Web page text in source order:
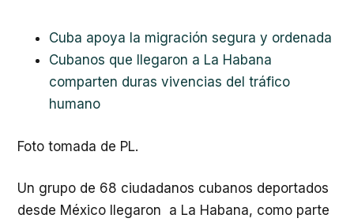
Cuba apoya la migración segura y ordenada
Cubanos que llegaron a La Habana
comparten duras vivencias del tráfico
humano
Foto tomada de PL.
Un grupo de 68 ciudadanos cubanos deportados
desde México llegaron a La Habana, como parte